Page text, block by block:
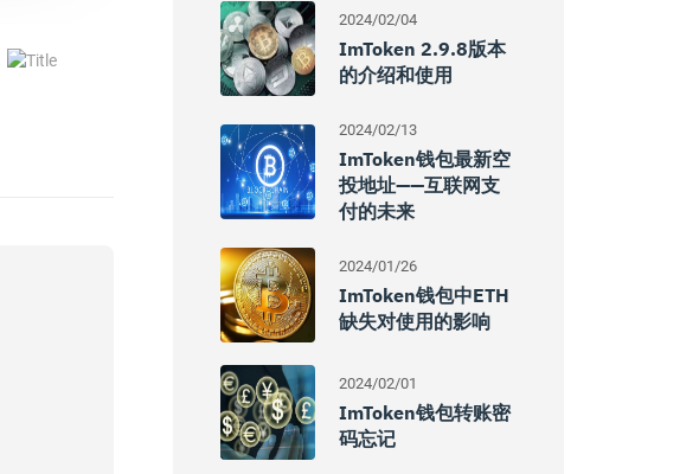
2024/02/04
ImToken 2.9.8版本
的介绍和使用
2024/02/13
ImToken钱包最新空
投地址——互联网支
付的未来
2024/01/26
ImToken钱包中ETH
缺失对使用的影响
2024/02/01
ImToken钱包转账密
码忘记